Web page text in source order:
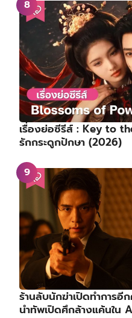
เรื่องย่อซีรีส์ : Key to
รักกระดูกปักษา (2026)
ร้านลับนักฆ่าเปิดทำการ
นำทัพเปิดศึกล้างแค้นใน